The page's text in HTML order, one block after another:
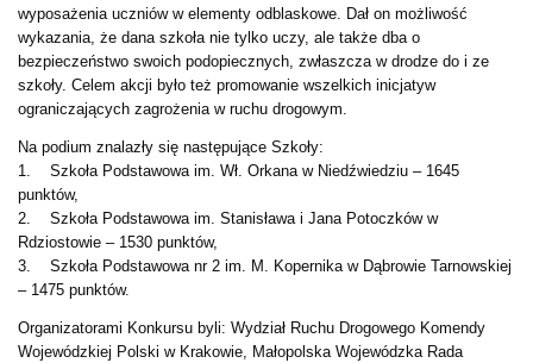
wyposażenia uczniów w elementy odblaskowe. Dał on możliwość
wykazania, że dana szkoła nie tylko uczy, ale także dba o
bezpieczeństwo swoich podopiecznych, zwłaszcza w drodze do i ze
szkoły. Celem akcji było też promowanie wszelkich inicjatyw
ograniczających zagrożenia w ruchu drogowym.
Na podium znalazły się następujące Szkoły:
1. Szkoła Podstawowa im. Wł. Orkana w Niedźwiedziu – 1645
punktów,
2. Szkoła Podstawowa im. Stanisława i Jana Potoczków w
Rdziostowie – 1530 punktów,
3. Szkoła Podstawowa nr 2 im. M. Kopernika w Dąbrowie Tarnowskiej
– 1475 punktów.
Organizatorami Konkursu byli: Wydział Ruchu Drogowego Komendy
Wojewódzkiej Polski w Krakowie, Małopolska Wojewódzka Rada